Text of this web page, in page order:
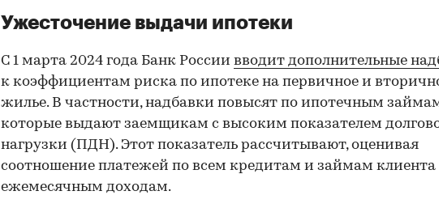
Ужесточение выдачи ипотеки
С 1 марта 2024 года Банк России вводит дополнительные
к коэффициентам риска по ипотеке на первичное и
жилье. В частности, надбавки повысят по ипотечным
которые выдают заемщикам с высоким показателем
нагрузки (ПДН). Этот показатель рассчитывают, оценивая
соотношение платежей по всем кредитам и займам клиента
ежемесячным доходам.